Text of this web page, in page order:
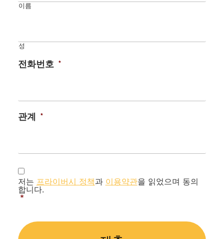
이름
성
전화번호 *
관계 *
동
의
여
저는 프라이버시 정책과 이용약관을 읽었으며 동의
합니다.
*